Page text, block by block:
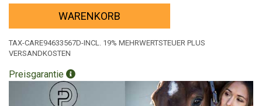
WARENKORB
TAX-CARE94633567D-INCL. 19% MEHRWERTSTEUER PLUS
VERSANDKOSTEN
Preisgarantie